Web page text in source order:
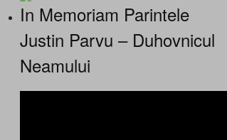
In Memoriam Parintele
Justin Parvu – Duhovnicul
Neamului